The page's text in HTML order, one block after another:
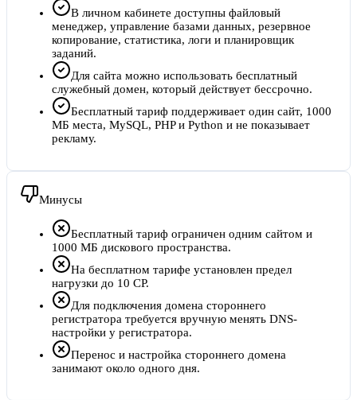
В личном кабинете доступны файловый
менеджер, управление базами данных, резервное
копирование, статистика, логи и планировщик
заданий.
Для сайта можно использовать бесплатный
служебный домен, который действует бессрочно.
Бесплатный тариф поддерживает один сайт, 1000
МБ места, MySQL, PHP и Python и не показывает
рекламу.
Минусы
Бесплатный тариф ограничен одним сайтом и
1000 МБ дискового пространства.
На бесплатном тарифе установлен предел
нагрузки до 10 CP.
Для подключения домена стороннего
регистратора требуется вручную менять DNS-
настройки у регистратора.
Перенос и настройка стороннего домена
занимают около одного дня.